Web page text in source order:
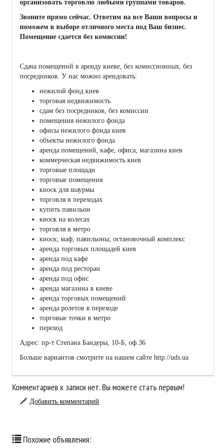
организовать торговлю любыми группами товаров.
Звоните прямо сейчас. Ответим на все Ваши вопросы и
поможем в выборе отличного места под Ваш бизнес.
Помещение сдается без комиссии!
Сдача помещений в аренду киеве, без комиссионных, без
посредников. У нас можно арендовать:
нежилой фонд киев
торговая недвижимость
сдам без посредников, без комиссии
помещения нежилого фонда
офисы нежилого фонда киев
объекты нежилого фонда
аренда помещений, кафе, офиса, магазина киев
коммерческая недвижимость киев
торговые площади
торговые помещения
киоск для шаурмы
торговля в переходах
купить павильон
киоск на колесах
торговля в метро
киоск; маф; павильоны; остановочный комплекс
аренда торговых площадей киев
аренда под кафе
аренда под ресторан
аренда под офис
аренда магазина в киеве
аренда торговых помещений
аренда ролетов в переходе
торговые точки в метро
переход
Адрес: пр-т Степана Бандеры, 10-Б, оф.36
Больше вариантов смотрите на нашем сайте http://uds.ua
Комментариев к записи нет. Вы можете стать первым!
Добавить комментарий
Похожие объявления: